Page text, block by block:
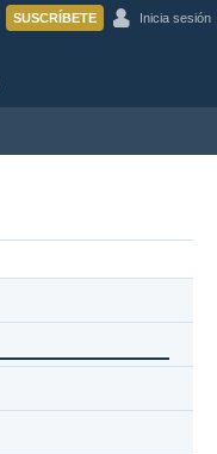
SUSCRÍBETE Inicia sesión